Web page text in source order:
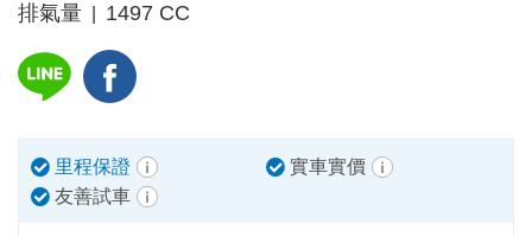
排氣量
1497 CC
里程保證
實車實價
友善試車